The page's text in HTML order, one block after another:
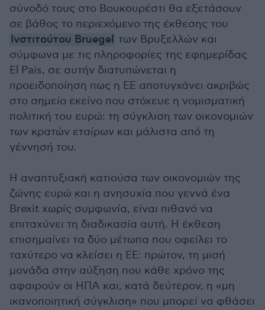
σύνοδό τους στο Βουκουρέστι θα εξετάσουν
σε βάθος το περιεχόμενο της έκθεσης του
Ινστιτούτου Bruegel των Βρυξελλών και
σύμφωνα με τις πληροφορίες της εφημερίδας
El Pais, σε αυτήν διατυπώνεται η
προειδοποίηση πως η ΕΕ αποτυγχάνει ακριβώς
στο σημείο εκείνο που στόχευε η νομισματική
πολιτική του ευρώ: τη σύγκλιση των οικονομιών
των κρατών εταίρων και μάλιστα από τη
γέννησή του.
Η αναπτυξιακή κατιούσα των οικονομιών της
ζώνης ευρώ και η ανησυχία που γεννά ένα
Brexit χωρίς συμφωνία, είναι πιθανό να
επιταχύνει τη διαδικασία αυτή. Η έκθεση
επισημαίνει τα δύο μέτωπα που οφείλει το
ταχύτερο να κλείσει η ΕΕ: πρώτον, τη μισή
μονάδα στην αύξηση που κάθε χρόνο της
αφαιρούν οι ΗΠΑ και, κατά δεύτερον, η «μη
ικανοποιητική σύγκλιση» που μπορεί να φθάσει